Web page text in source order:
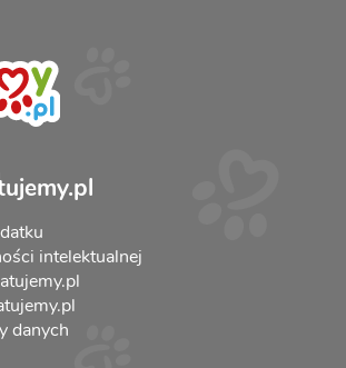
intelektualnej
danych